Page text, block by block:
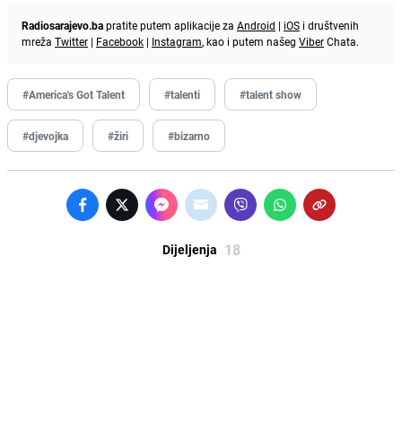
Radiosarajevo.bapratite putem aplikacije za Android | iOS i društvenih
mreža Twitter | Facebook | Instagram, kao i putem našeg ViberChata.
#America's Got Talent #talenti #talent show
#djevojka #žiri #bizarno
Dijeljenja 18